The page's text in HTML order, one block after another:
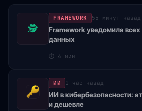
🕵
FRAMEWORK 55 минут назад
Framework уведомила всех
данных
⏱ 4 мин
ИИ 1 час назад
ИИ в кибербезопасности:
и дешевле